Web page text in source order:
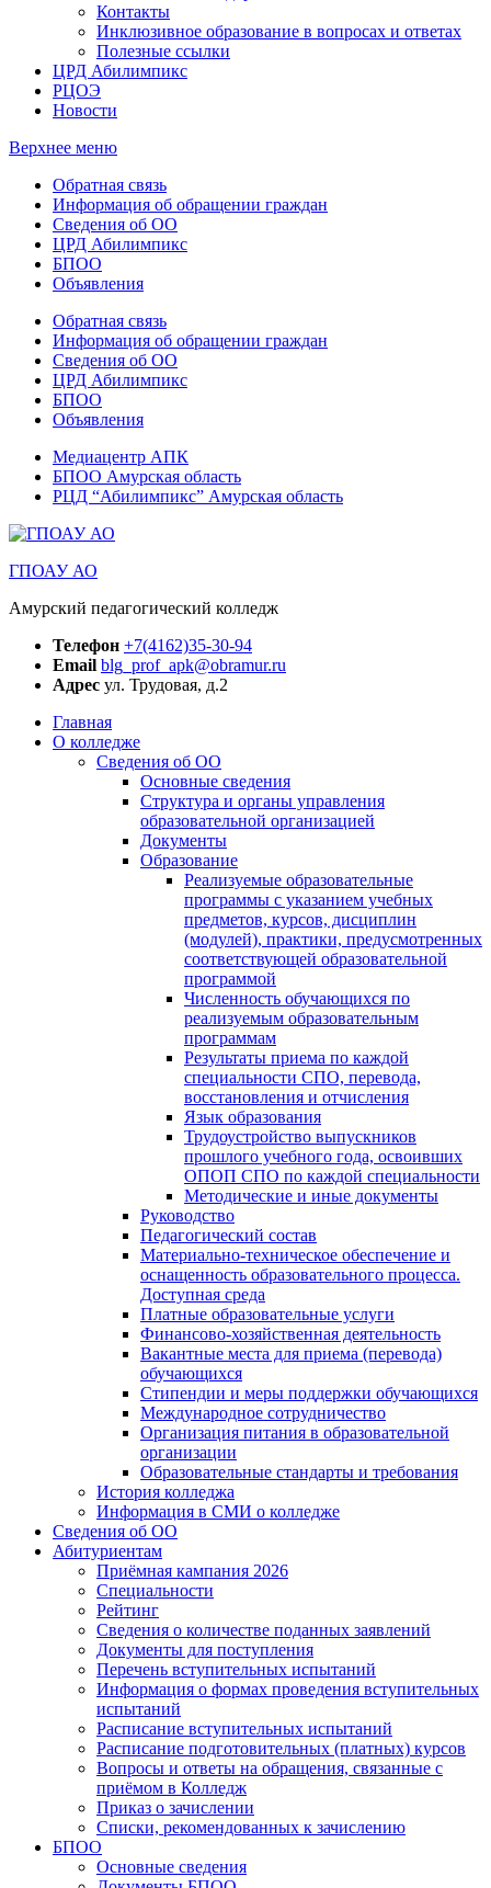
Контакты
Инклюзивное образование в вопросах и ответах
Полезные ссылки
ЦРД Абилимпикс
РЦОЭ
Новости
Верхнее меню
Обратная связь
Информация об обращении граждан
Сведения об ОО
ЦРД Абилимпикс
БПОО
Объявления
Обратная связь
Информация об обращении граждан
Сведения об ОО
ЦРД Абилимпикс
БПОО
Объявления
Медиацентр АПК
БПОО Амурская область
РЦД “Абилимпикс” Амурская область
ГПОАУ АО
Амурский педагогический колледж
Телефон +7(4162)35-30-94
Email blg_prof_apk@obramur.ru
Адрес ул. Трудовая, д.2
Главная
О колледже
Сведения об ОО
Основные сведения
Структура и органы управления
образовательной организацией
Документы
Образование
Реализуемые образовательные
программы с указанием учебных
предметов, курсов, дисциплин
(модулей), практики, предусмотренных
соответствующей образовательной
программой
Численность обучающихся по
реализуемым образовательным
программам
Результаты приема по каждой
специальности СПО, перевода,
восстановления и отчисления
Язык образования
Трудоустройство выпускников
прошлого учебного года, освоивших
ОПОП СПО по каждой специальности
Методические и иные документы
Руководство
Педагогический состав
Материально-техническое обеспечение и
оснащенность образовательного процесса.
Доступная среда
Платные образовательные услуги
Финансово-хозяйственная деятельность
Вакантные места для приема (перевода)
обучающихся
Стипендии и меры поддержки обучающихся
Международное сотрудничество
Организация питания в образовательной
организации
Образовательные стандарты и требования
История колледжа
Информация в СМИ о колледже
Сведения об ОО
Абитуриентам
Приёмная кампания 2026
Специальности
Рейтинг
Сведения о количестве поданных заявлений
Документы для поступления
Перечень вступительных испытаний
Информация о формах проведения вступительных
испытаний
Расписание вступительных испытаний
Расписание подготовительных (платных) курсов
Вопросы и ответы на обращения, связанные с
приёмом в Колледж
Приказ о зачислении
Списки, рекомендованных к зачислению
БПОО
Основные сведения